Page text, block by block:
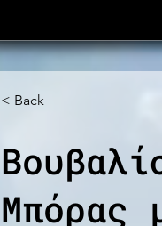
< Back
Μπόρας